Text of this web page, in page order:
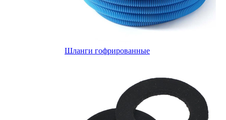
Шланги гофрированные